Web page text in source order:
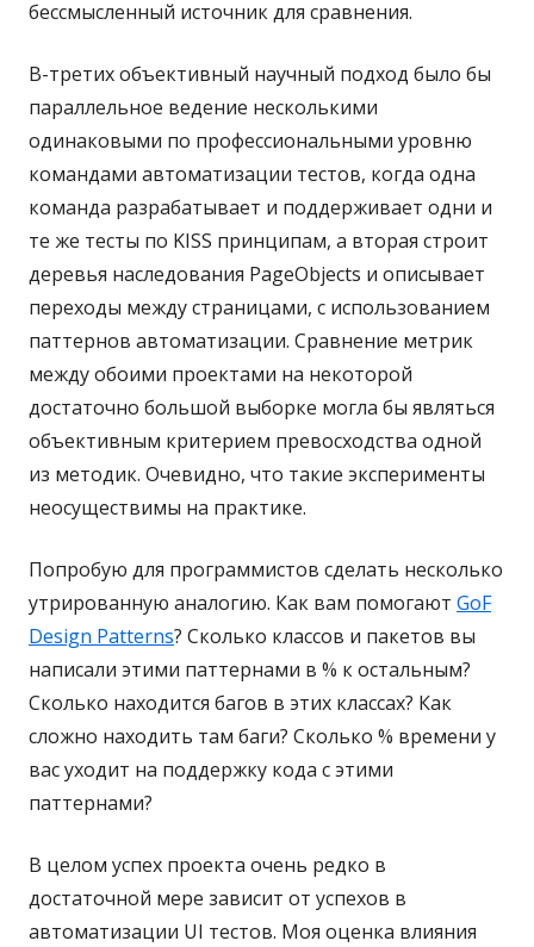
бессмысленный источник для сравнения.
В-третих объективный научный подход было бы
параллельное ведение несколькими
одинаковыми по профессиональными уровню
командами автоматизации тестов, когда одна
команда разрабатывает и поддерживает одни и
те же тесты по KISS принципам, а вторая строит
деревья наследования PageObjects и описывает
переходы между страницами, с использованием
паттернов автоматизации. Сравнение метрик
между обоими проектами на некоторой
достаточно большой выборке могла бы являться
объективным критерием превосходства одной
из методик. Очевидно, что такие эксперименты
неосуществимы на практике.
Попробую для программистов сделать несколько
утрированную аналогию. Как вам помогают GoF
Design Patterns? Сколько классов и пакетов вы
написали этими паттернами в % к остальным?
Сколько находится багов в этих классах? Как
сложно находить там баги? Сколько % времени у
вас уходит на поддержку кода с этими
паттернами?
В целом успех проекта очень редко в
достаточной мере зависит от успехов в
автоматизации UI тестов. Моя оценка влияния